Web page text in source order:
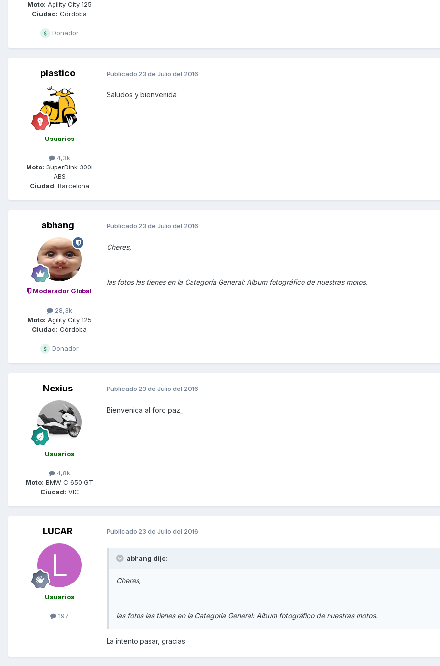
Moto: Agility City 125
Ciudad: Córdoba
Donador
plastico
Usuarios
4,3k
Moto: SuperDink 300i
ABS
Ciudad: Barcelona
Publicado 23 de Julio del 2016
Saludos y bienvenida
abhang
Moderador Global
28,3k
Moto: Agility City 125
Ciudad: Córdoba
Donador
Publicado 23 de Julio del 2016
Cheres,
las fotos las tienes en la Categoría General: Album fotográfico de nuestras motos.
Nexius
Usuarios
4,8k
Moto: BMW C 650 GT
Ciudad: VIC
Publicado 23 de Julio del 2016
Bienvenida al foro paz_
LUCAR
Usuarios
197
Publicado 23 de Julio del 2016
abhang dijo:
Cheres,
las fotos las tienes en la Categoría General: Album fotográfico de nuestras motos.
La intento pasar, gracias